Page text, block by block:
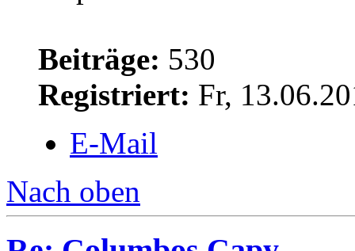
Beiträge: 530
Registriert: Fr,
E-Mail
Nach oben